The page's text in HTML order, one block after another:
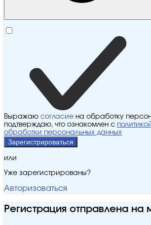
Выражаю согласие на обработку
подтверждаю, что ознакомлен с
обработки персональных данных
Зарегистрироваться
или
Уже зарегистрированы?
Авторизоваться
Регистрация отправлена